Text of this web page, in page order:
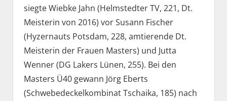
siegte Wiebke Jahn (Helmstedter TV, 221, Dt.
Meisterin von 2016) vor Susann Fischer
(Hyzernauts Potsdam, 228, amtierende Dt.
Meisterin der Frauen Masters) und Jutta
Wenner (DG Lakers Lünen, 255). Bei den
Masters Ü40 gewann Jörg Eberts
(Schwebedeckelkombinat Tschaika, 185) nach